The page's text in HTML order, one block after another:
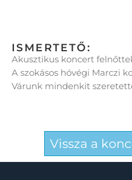
ISMERTETŐ:
Akusztikus koncert
A szokásos hóvégi Marczi
Várunk mindenkit
Vissza a